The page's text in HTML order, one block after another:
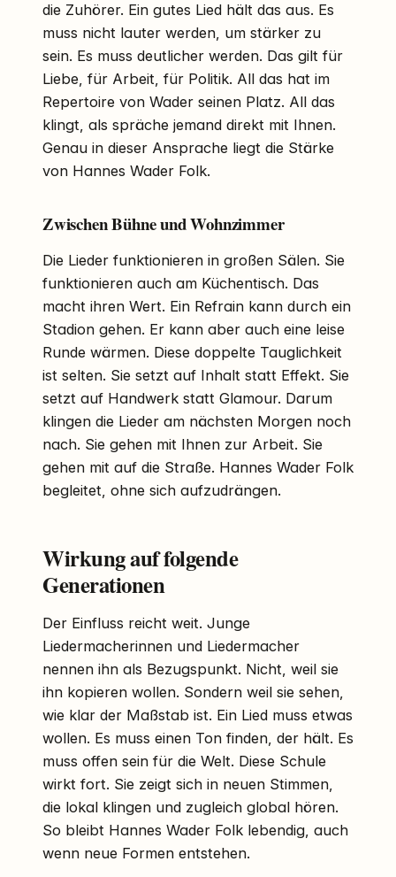
die Zuhörer. Ein gutes Lied hält das aus. Es
muss nicht lauter werden, um stärker zu
sein. Es muss deutlicher werden. Das gilt für
Liebe, für Arbeit, für Politik. All das hat im
Repertoire von Wader seinen Platz. All das
klingt, als spräche jemand direkt mit Ihnen.
Genau in dieser Ansprache liegt die Stärke
von Hannes Wader Folk.
Zwischen Bühne und Wohnzimmer
Die Lieder funktionieren in großen Sälen. Sie
funktionieren auch am Küchentisch. Das
macht ihren Wert. Ein Refrain kann durch ein
Stadion gehen. Er kann aber auch eine leise
Runde wärmen. Diese doppelte Tauglichkeit
ist selten. Sie setzt auf Inhalt statt Effekt. Sie
setzt auf Handwerk statt Glamour. Darum
klingen die Lieder am nächsten Morgen noch
nach. Sie gehen mit Ihnen zur Arbeit. Sie
gehen mit auf die Straße. Hannes Wader Folk
begleitet, ohne sich aufzudrängen.
Wirkung auf folgende
Generationen
Der Einfluss reicht weit. Junge
Liedermacherinnen und Liedermacher
nennen ihn als Bezugspunkt. Nicht, weil sie
ihn kopieren wollen. Sondern weil sie sehen,
wie klar der Maßstab ist. Ein Lied muss etwas
wollen. Es muss einen Ton finden, der hält. Es
muss offen sein für die Welt. Diese Schule
wirkt fort. Sie zeigt sich in neuen Stimmen,
die lokal klingen und zugleich global hören.
So bleibt Hannes Wader Folk lebendig, auch
wenn neue Formen entstehen.